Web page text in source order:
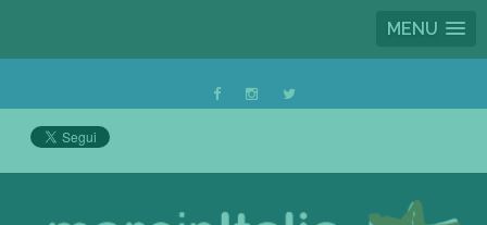
MENU